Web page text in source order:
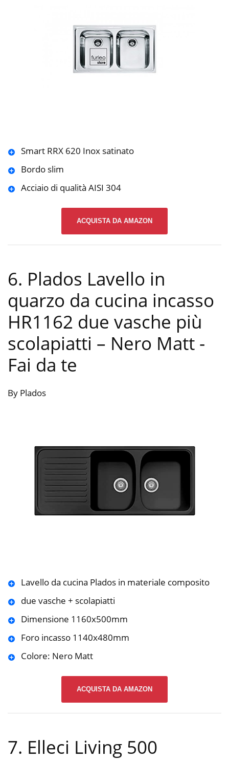
Smart RRX 620 Inox satinato
Bordo slim
Acciaio di qualità AISI 304
ACQUISTA DA AMAZON
6. Plados Lavello in
quarzo da cucina incasso
HR1162 due vasche più
scolapiatti – Nero Matt -
Fai da te
By Plados
Lavello da cucina Plados in materiale composito
due vasche + scolapiatti
Dimensione 1160x500mm
Foro incasso 1140x480mm
Colore: Nero Matt
ACQUISTA DA AMAZON
7. Elleci Living 500